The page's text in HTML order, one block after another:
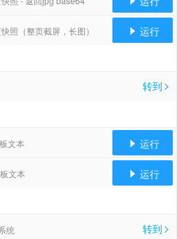
照（整页截屏，长图）  运行
转到 
文本  运行
文本  运行
统 转到 